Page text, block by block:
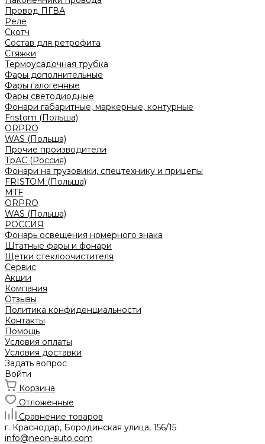
Провод ПГВА
Реле
Скотч
Состав для ретрофита
Стяжки
Термоусадочная трубка
Фары дополнительные
Фары галогенные
Фары светодиодные
Фонари габаритные, маркерные, контурные
Fristom (Польша)
ORPRO
WAS (Польша)
Прочие производители
ТрАС (Россия)
Фонари на грузовики, спецтехнику и прицепы
FRISTOM (Польша)
MTF
ORPRO
WAS (Польша)
РОССИЯ
Фонарь освещения номерного знака
Штатные фары и фонари
Щетки стеклоочистителя
Сервис
Акции
Компания
Отзывы
Политика конфиденциальности
Контакты
Помощь
Условия оплаты
Условия доставки
Задать вопрос
Войти
Корзина
Отложенные
Сравнение товаров
г. Краснодар, Бородинская улица, 156/15
info@neon-auto.com